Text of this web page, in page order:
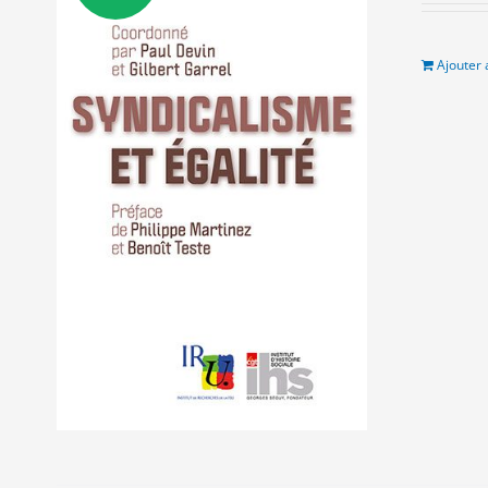
Ajouter